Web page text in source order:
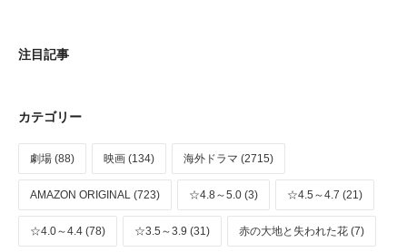
注目記事
カテゴリー
劇場 (88) 映画 (134) 海外ドラマ (2715)
AMAZON ORIGINAL (723) ☆4.8～5.0 (3) ☆4.5～4.7 (21)
☆4.0～4.4 (78) ☆3.5～3.9 (31) 赤の大地と失われた花 (7)